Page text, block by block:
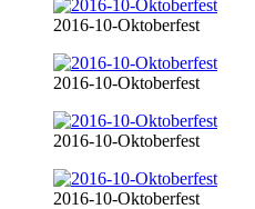
2016-10-Oktoberfest
2016-10-Oktoberfest
2016-10-Oktoberfest
2016-10-Oktoberfest